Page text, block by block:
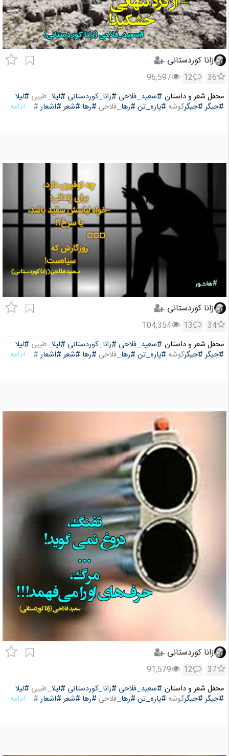
زانا کوردستانی
36
12
96,597
محفل شعر و داستان #سعید_فلاحی #زانا_کوردستانی #لیلا_طیبی #لیلا
#جیگر #جیگرگوشه #پاره_تن #رها_فلاحی #رها #شعر #اشعار#... ادامه
زانا کوردستانی
34
13
104,354
محفل شعر و داستان #سعید_فلاحی #زانا_کوردستانی #لیلا_طیبی #لیلا
#جیگر #جیگرگوشه #پاره_تن #رها_فلاحی #رها #شعر #اشعار#... ادامه
زانا کوردستانی
37
12
91,579
محفل شعر و داستان #سعید_فلاحی #زانا_کوردستانی #لیلا_طیبی #لیلا
#جیگر #جیگرگوشه #پاره_تن #رها_فلاحی #رها #شعر #اشعار#... ادامه